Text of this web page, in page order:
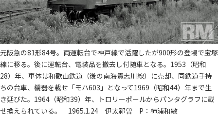
元阪急の81形84号。両運転台で神戸線で活躍したが900形の登場で宝塚
線に移る。後に運転台、電装品を撤去し付随車となる。1953（昭和
28）年、車体は和歌山鉄道（後の南海貴志川線）に売却、同鉄道手持
ちの台車、機器を載せ「モハ603」となって1969（昭和44）年まで生
き延びた。1964（昭和39）年、トロリーポールからパンタグラフに載
せ換えられている。 1965.1.24 伊太祁曽 P：柿浦和敏